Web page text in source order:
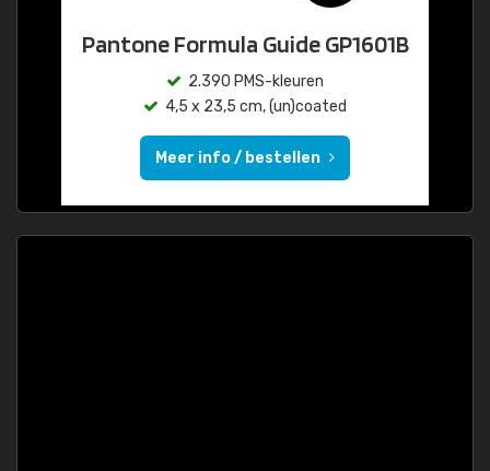
Pantone Formula Guide GP1601B
2.390 PMS-kleuren
4,5 x 23,5 cm, (un)coated
Meer info / bestellen